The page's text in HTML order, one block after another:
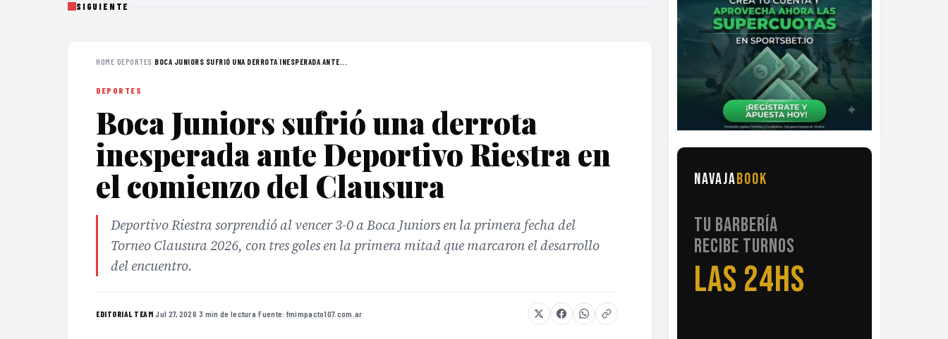
SIGUIENTE
HOME›DEPORTES ›BOCA JUNIORS SUFRIÓ UNA DERROTA INESPERADA ANTE...
DEPORTES
Boca Juniors sufrió una derrota
inesperada ante Deportivo Riestra en
el comienzo del Clausura
Deportivo Riestra sorprendió al vencer 3-0 a Boca Juniors en la primera fecha del
Torneo Clausura 2026, con tres goles en la primera mitad que marcaron el desarrollo
del encuentro.
EDITORIAL TEAM·Jul 27, 2026·3 min de lectura·Fuente: fmimpacto107.com.ar
NAVAJABOOK
TU BARBERÍA
RECIBE TURNOS
LAS 24HS